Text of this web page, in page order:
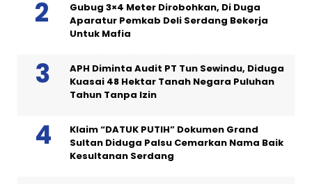
Gubug 3×4 Meter Dirobohkan, Di Duga
Aparatur Pemkab Deli Serdang Bekerja
Untuk Mafia
APH Diminta Audit PT Tun Sewindu, Diduga
Kuasai 48 Hektar Tanah Negara Puluhan
Tahun Tanpa Izin
Klaim “DATUK PUTIH” Dokumen Grand
Sultan Diduga Palsu Cemarkan Nama Baik
Kesultanan Serdang